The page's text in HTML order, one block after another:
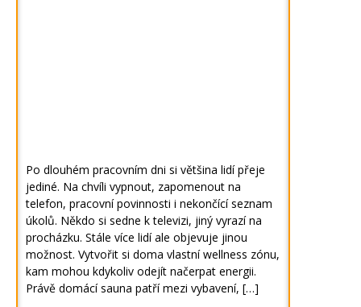
Po dlouhém pracovním dni si většina lidí přeje
jediné. Na chvíli vypnout, zapomenout na
telefon, pracovní povinnosti i nekončící seznam
úkolů. Někdo si sedne k televizi, jiný vyrazí na
procházku. Stále více lidí ale objevuje jinou
možnost. Vytvořit si doma vlastní wellness zónu,
kam mohou kdykoliv odejít načerpat energii.
Právě domácí sauna patří mezi vybavení, […]